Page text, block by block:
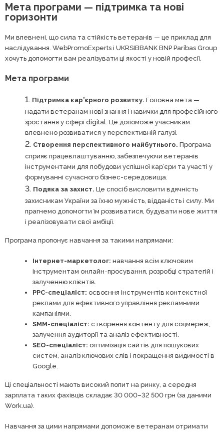
Мета програми — підтримка та нові
горизонти
Ми впевнені, що сила та стійкість ветеранів — це приклад для
наслідування. WebPromoExperts і UKRSIBBANK BNP Paribas Group
хочуть допомогти вам реалізувати ці якості у новій професії.
Мета програми
Підтримка кар’єрного розвитку. Головна мета —
надати ветеранам нові знання і навички для професійного
зростання у сфері digital. Це допоможе учасникам
впевнено розвиватися у перспективній галузі.
Створення перспективного майбутнього. Програма
сприяє працевлаштуванню, забезпечуючи ветеранів
інструментами для побудови успішної кар’єри та участі у
формуванні сучасного бізнес-середовища.
Подяка за захист. Це спосіб висловити вдячність
захисникам України за їхню мужність, відданість і силу. Ми
прагнемо допомогти їм розвиватися, будувати нове життя
і реалізовувати свої амбіції.
Програма пропонує навчання за такими напрямами:
Інтернет-маркетолог: навчання всім ключовим
інструментам онлайн-просування, розробці стратегій і
залученню клієнтів.
PPC-спеціаліст: освоєння інструментів контекстної
реклами для ефективного управління рекламними
кампаніями.
SMM-спеціаліст: створення контенту для соцмереж,
залучення аудиторії та аналіз ефективності.
SEO-спеціаліст: оптимізація сайтів для пошукових
систем, аналіз ключових слів і покращення видимості в
Google.
Ці спеціальності мають високий попит на ринку, а середня
зарплата таких фахівців складає 30 000–32 500 грн (за даними
Work.ua).
Навчання за цими напрямами допоможе ветеранам отримати